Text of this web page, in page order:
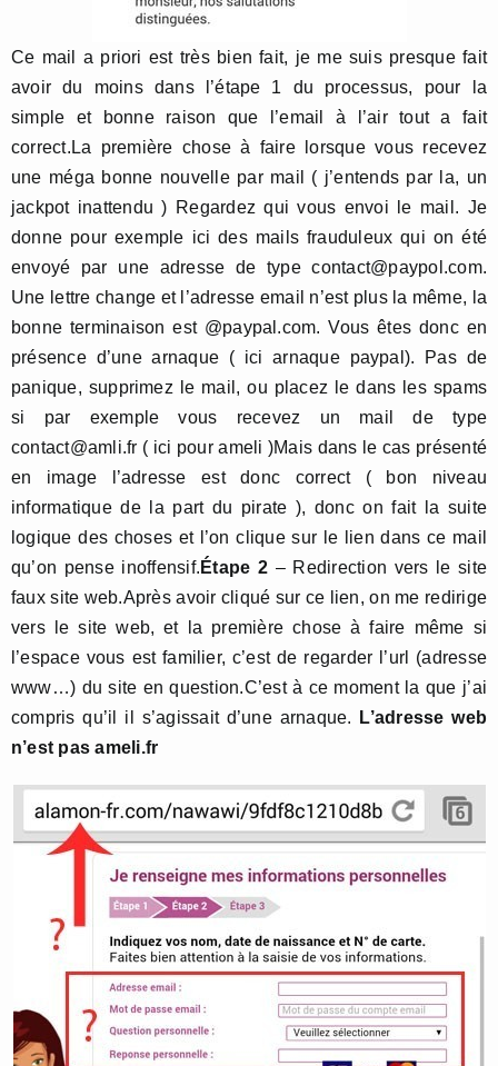
Ce mail a priori est très bien fait, je me suis presque fait
avoir du moins dans l’étape 1 du processus, pour la
simple et bonne raison que l’email à l’air tout a fait
correct.La première chose à faire lorsque vous recevez
une méga bonne nouvelle par mail ( j’entends par la, un
jackpot inattendu ) Regardez qui vous envoi le mail. Je
donne pour exemple ici des mails frauduleux qui on été
envoyé par une adresse de type contact@paypol.com.
Une lettre change et l’adresse email n’est plus la même, la
bonne terminaison est @paypal.com. Vous êtes donc en
présence d’une arnaque ( ici arnaque paypal). Pas de
panique, supprimez le mail, ou placez le dans les spams
si par exemple vous recevez un mail de type
contact@amli.fr ( ici pour ameli )Mais dans le cas présenté
en image l’adresse est donc correct ( bon niveau
informatique de la part du pirate ), donc on fait la suite
logique des choses et l’on clique sur le lien dans ce mail
qu’on pense inoffensif. Étape 2 – Redirection vers le site
faux site web.Après avoir cliqué sur ce lien, on me redirige
vers le site web, et la première chose à faire même si
l’espace vous est familier, c’est de regarder l’url (adresse
www…) du site en question.C’est à ce moment la que j’ai
compris qu’il il s’agissait d’une arnaque.
L’adresse web
n’est pas ameli.fr